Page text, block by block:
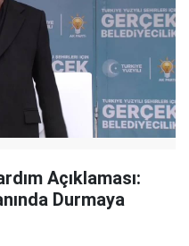
Açıklaması:
Durmaya